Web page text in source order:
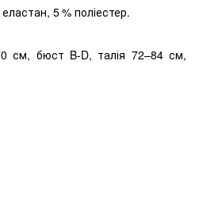
5 % поліестер.
см, бюст B-D, талія 72–84 см,